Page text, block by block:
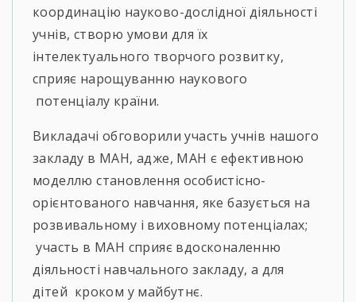
координацію науково-дослідної діяльності
учнів, створю умови для їх
інтелектуального творчого розвитку,
сприяє нарощуванню наукового
потенціалу країни.
Викладачі обговорили участь учнів нашого
закладу в МАН, адже, МАН є ефективною
моделлю становлення особистісно-
орієнтованого навчання, яке базується на
розвивальному і виховному потенціалах;
участь в МАН сприяє вдосконаленню
діяльності навчального закладу, а для
дітей кроком у майбутнє.